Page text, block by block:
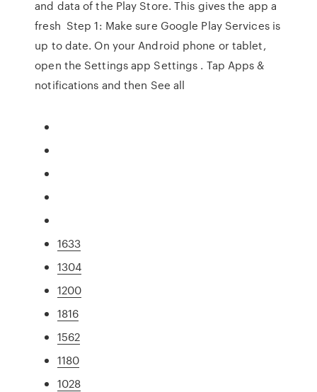
and data of the Play Store. This gives the app a
fresh Step 1: Make sure Google Play Services is
up to date. On your Android phone or tablet,
open the Settings app Settings . Tap Apps &
notifications and then See all
1633
1304
1200
1816
1562
1180
1028